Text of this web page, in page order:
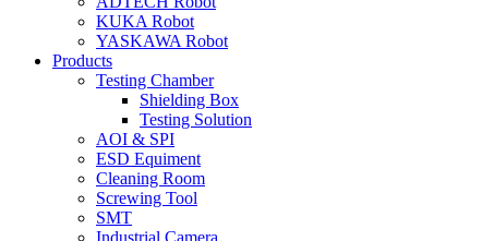
KUKA Robot
YASKAWA Robot
Products
Testing Chamber
Shielding Box
Testing Solution
AOI & SPI
ESD Equiment
Cleaning Room
Screwing Tool
SMT
Industrial Camera